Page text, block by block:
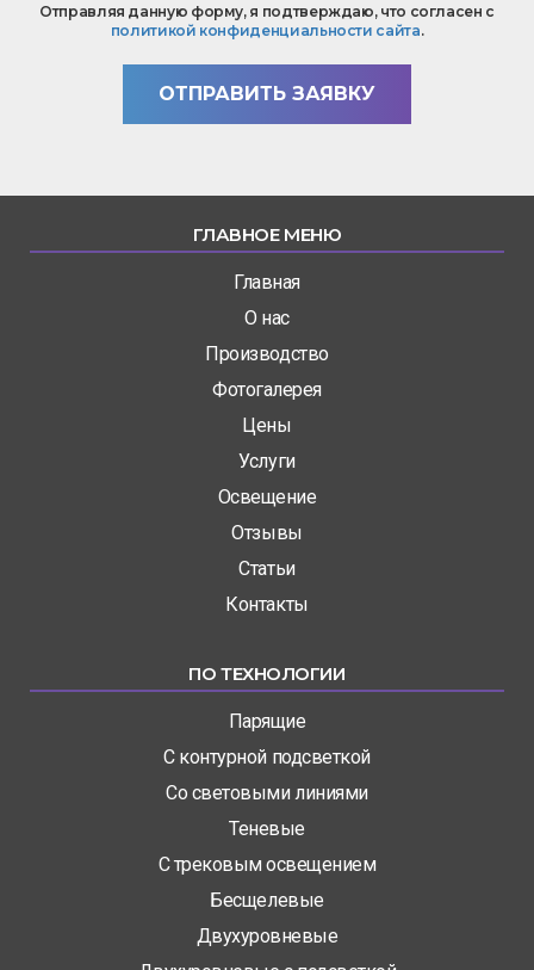
вопроса
Отправляя данную форму, я подтверждаю, что согласен с
политикой конфиденциальности сайта.
ОТПРАВИТЬ ЗАЯВКУ
ГЛАВНОЕ МЕНЮ
Главная
О нас
Производство
Фотогалерея
Цены
Услуги
Освещение
Отзывы
Статьи
Контакты
ПО ТЕХНОЛОГИИ
Парящие
С контурной подсветкой
Со световыми линиями
Теневые
С трековым освещением
Бесщелевые
Двухуровневые